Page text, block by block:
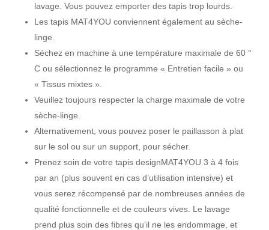
lavage. Vous pouvez emporter des tapis trop lourds.
Les tapis MAT4YOU conviennent également au sèche-
linge.
Séchez en machine à une température maximale de 60 °
C ou sélectionnez le programme « Entretien facile » ou
« Tissus mixtes ».
Veuillez toujours respecter la charge maximale de votre
sèche-linge.
Alternativement, vous pouvez poser le paillasson à plat
sur le sol ou sur un support, pour sécher.
Prenez soin de votre tapis designMAT4YOU 3 à 4 fois
par an (plus souvent en cas d’utilisation intensive) et
vous serez récompensé par de nombreuses années de
qualité fonctionnelle et de couleurs vives. Le lavage
prend plus soin des fibres qu’il ne les endommage, et